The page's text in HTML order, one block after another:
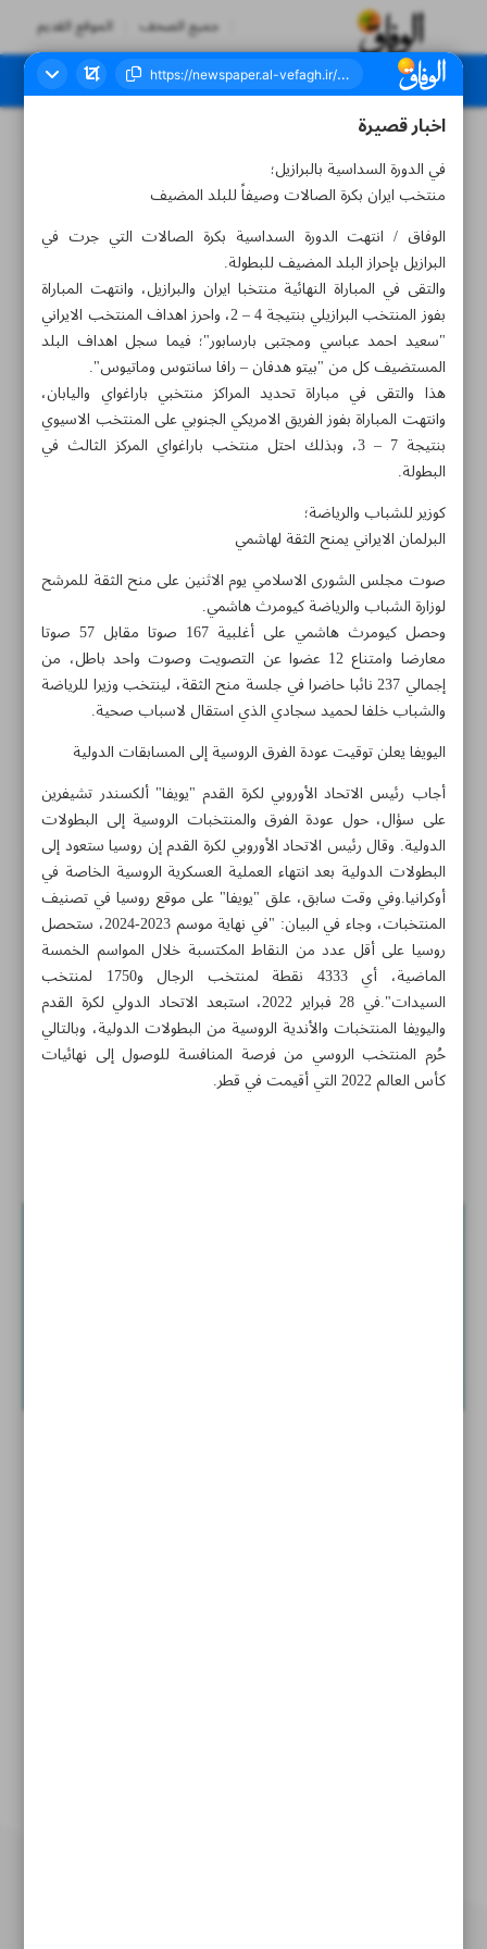
جميع الصحف الموقع القديم
العدد سبعة آلاف وثلاثمائة وثلاثة وثلاثون - ١٩ سبتمبر ٢٠٢٣
مواضيع هذه الصفحة
برسبوليس والنصر؛ مواجهة من العيار الثقيل
ايران بالمركز الثالث في بطولة العالم برفع الاثقال
ايران تحصد ذهبية وفضيتين في اليوم الثاني
ساينز يقطع سلسلة انتصارات فيرستابن
اخبار قصيرة
في الدورة السداسية بالبرازيل؛
منتخب ايران بكرة الصالات وصيفاً للبلد المضيف
الوفاق / انتهت الدورة السداسية بكرة الصالات التي جرت في
البرازيل بإحراز البلد المضيف للبطولة.
والتقى في المباراة النهائية منتخبا ايران والبرازيل، وانتهت المباراة
بفوز المنتخب البرازيلي بنتيجة 4 – 2، واحرز اهداف المنتخب الايراني
"سعيد احمد عباسي ومجتبى بارسابور"؛ فيما سجل اهداف البلد
المستضيف كل من "بيتو هدفان – رافا سانتوس وماتيوس".
هذا والتقى في مباراة تحديد المراكز منتخبي باراغواي واليابان،
وانتهت المباراة بفوز الفريق الامريكي الجنوبي على المنتخب الاسيوي
بنتيجة 7 – 3، وبذلك احتل منتخب باراغواي المركز الثالث في
البطولة.
كوزير للشباب والرياضة؛
البرلمان الايراني يمنح الثقة لهاشمي
صوت مجلس الشورى الاسلامي يوم الاثنين على منح الثقة للمرشح
لوزارة الشباب والرياضة كيومرث هاشمي.
وحصل كيومرث هاشمي على أغلبية 167 صوتا مقابل 57 صوتا
معارضا وامتناع 12 عضوا عن التصويت وصوت واحد باطل، من
إجمالي 237 نائبا حاضرا في جلسة منح الثقة، لينتخب وزيرا للرياضة
والشباب خلفا لحميد سجادي الذي استقال لاسباب صحية.
اليويفا يعلن توقيت عودة الفرق الروسية إلى المسابقات الدولية
أجاب رئيس الاتحاد الأوروبي لكرة القدم "يويفا" ألكسندر تشيفرين
على سؤال، حول عودة الفرق والمنتخبات الروسية إلى البطولات
الدولية. وقال رئيس الاتحاد الأوروبي لكرة القدم إن روسيا ستعود إلى
البطولات الدولية بعد انتهاء العملية العسكرية الروسية الخاصة في
أوكرانيا.وفي وقت سابق، علق "يويفا" على موقع روسيا في تصنيف
المنتخبات، وجاء في البيان: "في نهاية موسم 2023-2024، ستحصل
روسيا على أقل عدد من النقاط المكتسبة خلال المواسم الخمسة
الماضية، أي 4333 نقطة لمنتخب الرجال و1750 لمنتخب
السيدات".في 28 فبراير 2022، استبعد الاتحاد الدولي لكرة القدم
واليويفا المنتخبات والأندية الروسية من البطولات الدولية، وبالتالي
حُرم المنتخب الروسي من فرصة المنافسة للوصول إلى نهائيات
كأس العالم 2022 التي أقيمت في قطر.